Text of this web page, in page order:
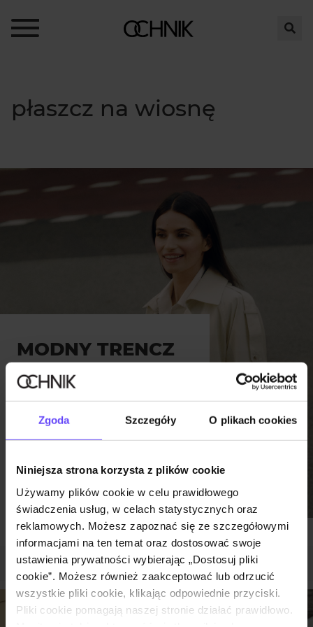
Zgoda Szczegóły O plikach cookies
Niniejsza strona korzysta z plików cookie
Używamy plików cookie w celu prawidłowego
świadczenia usług, w celach statystycznych oraz
reklamowych. Możesz zapoznać się ze szczegółowymi
informacjami na ten temat oraz dostosować swoje
ustawienia prywatności wybierając „Dostosuj pliki
cookie”. Możesz również zaakceptować lub odrzucić
wszystkie pliki cookie, klikając odpowiednie przyciski.
Pliki cookie pomagają naszej stronie działać prawidłowo.
płaszcz na wiosnę
MODNY TRENCZ
DAMSKI NA
WIOSNĘ. POZNAJ
NAJNOWSZE
MODELE W
RÓŻNYCH
FASONACH
Moda 27.03.2026
OBSERWUJ NAS:@OCHNIK_OFFICIAL